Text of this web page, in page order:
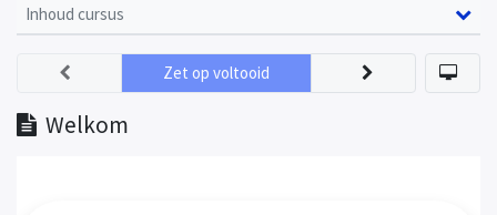
Inhoud cursus
Welkom
Zet op voltooid